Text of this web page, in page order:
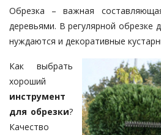
Обрезка – важная
деревьями. В регулярной обрезке
нуждаются и декоративные
Как выбрать
хороший
инструмент
для обрезки?
Качество